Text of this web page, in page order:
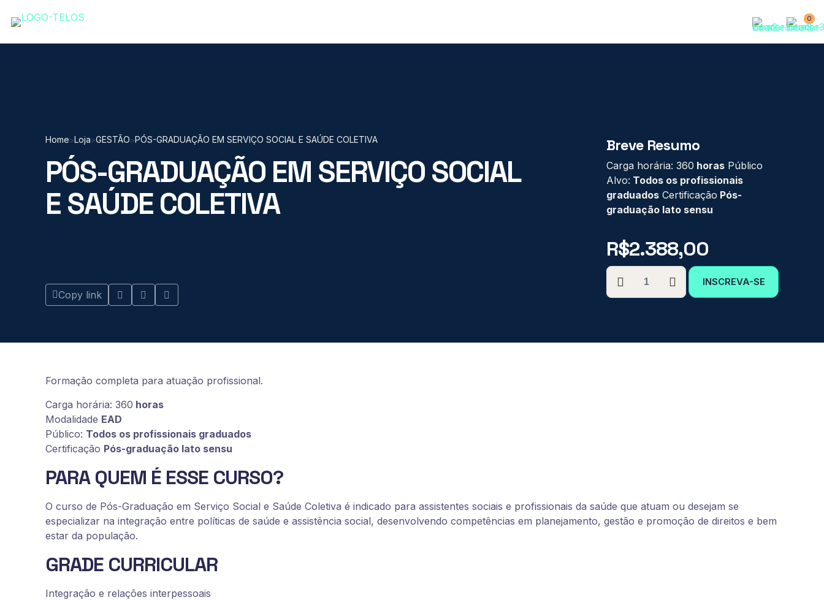
0
Home>Loja>GESTÃO>PÓS-GRADUAÇÃO EM SERVIÇO SOCIAL E SAÚDE COLETIVA
PÓS-GRADUAÇÃO EM SERVIÇO SOCIAL
E SAÚDE COLETIVA
Copy link
Breve Resumo
Carga horária: 360 horas Público
Alvo: Todos os profissionais
graduados Certificação Pós-
graduação lato sensu
R$2.388,00
PÓS-
GRADUAÇÃO
E
INSCREVA-SE
Formação completa para atuação profissional.
Carga horária: 360 horas
Modalidade EAD
Público: Todos os profissionais graduados
Certificação Pós-graduação lato sensu
PARA QUEM É ESSE CURSO?
O curso de Pós-Graduação em Serviço Social e Saúde Coletiva é indicado para assistentes sociais e profissionais da saúde que atuam ou desejam se
especializar na integração entre políticas de saúde e assistência social, desenvolvendo competências em planejamento, gestão e promoção de direitos e bem
estar da população.
GRADE CURRICULAR
Integração e relações interpessoais